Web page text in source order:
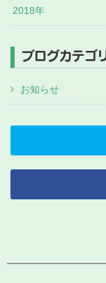
2018年
ブログカテゴ
お知らせ